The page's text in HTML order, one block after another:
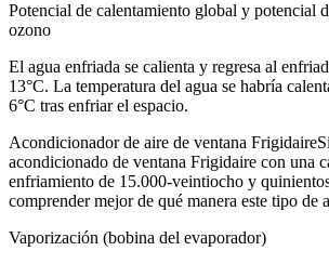
Potencial de calentamiento global y potencial
ozono
El agua enfriada se calienta y regresa al
13°C. La temperatura del agua se habría
6°C tras enfriar el espacio.
Acondicionador de aire de ventana
acondicionado de ventana Frigidaire con una
enfriamiento de 15.000-veintiocho y
comprender mejor de qué manera este tipo de
Vaporización (bobina del evaporador)